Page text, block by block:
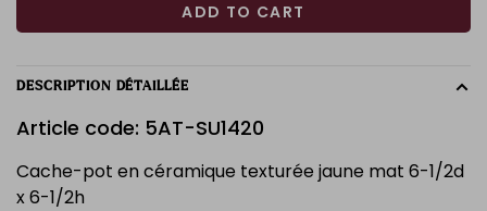
ADD TO CART
DESCRIPTION DÉTAILLÉE
Article code: 5AT-SU1420
Cache-pot en céramique texturée jaune mat 6-1/2d
x 6-1/2h